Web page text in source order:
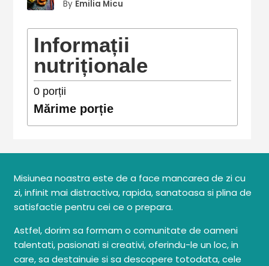
By Emilia Micu
Informații
nutriționale
0porții
Mărime porție
Misiunea noastra este de a face mancarea de zi cu
zi, infinit mai distractiva, rapida, sanatoasa si plina de
satisfactie pentru cei ce o prepara.
Astfel, dorim sa formam o comunitate de oameni
talentati, pasionati si creativi, oferindu-le un loc, in
care, sa destainuie si sa descopere totodata, cele